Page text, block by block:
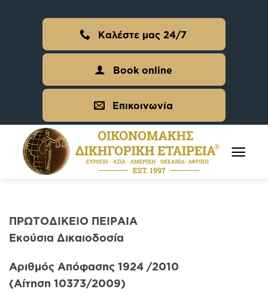
Καλέστε μας 24/7
Book online
Επικοινωνία
ΠΡΩΤΟΔΙΚΕΙΟ ΠΕΙΡΑΙΑ
Εκούσια Δικαιοδοσία
Αριθμός Απόφασης 1924 /2010
(Αίτηση 10373/2009)